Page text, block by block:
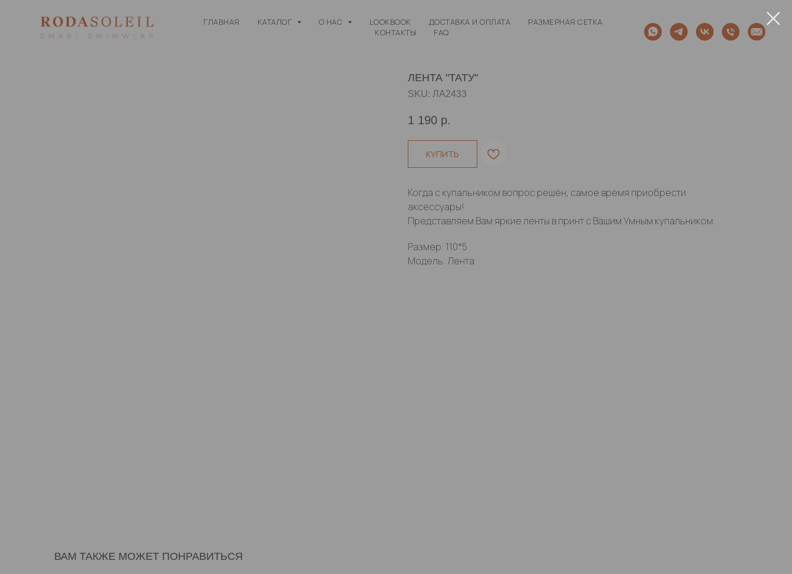
ГЛАВНАЯ КАТАЛОГ О НАС LOOKBOOK ДОСТАВКА И ОПЛАТА
РАЗМЕРНАЯ СЕТКА
КОНТАКТЫ
FAQ
ЛЕНТА "ТАТУ"
SKU: ЛА2433
1 190 р.
КУПИТЬ
Когда с купальником вопрос решён, самое время приобрести
аксессуары!
Представляем Вам яркие ленты в принт с Вашим Умным купальником.
Размер: 110*5
Модель: Лента
ВАМ ТАКЖЕ МОЖЕТ ПОНРАВИТЬСЯ